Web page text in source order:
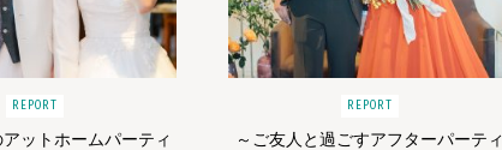
REPORT
ットホームパーティ
REPORT
～ご友人と過ごすアフターパーティ